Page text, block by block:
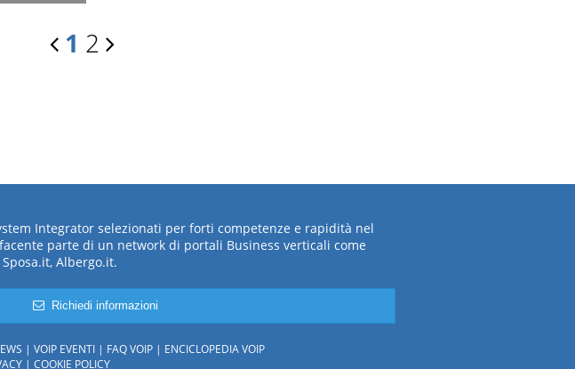
1 2
Integrator selezionati per forti competenze e rapidità nel
parte di un network di portali Business verticali come
Albergo.it.
Richiedi informazioni
VOIP EVENTI FAQ VOIP
ENCICLOPEDIA VOIP
COOKIE POLICY